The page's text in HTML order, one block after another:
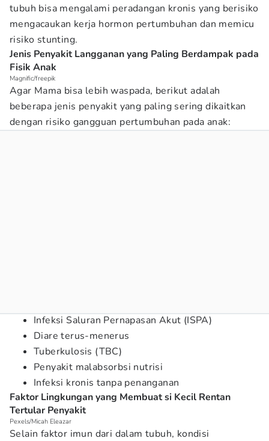
tubuh bisa mengalami peradangan kronis yang berisiko
mengacaukan kerja hormon pertumbuhan dan memicu
risiko stunting.
Jenis Penyakit Langganan yang Paling Berdampak pada
Fisik Anak
Magnific/freepik
Agar Mama bisa lebih waspada, berikut adalah
beberapa jenis penyakit yang paling sering dikaitkan
dengan risiko gangguan pertumbuhan pada anak:
Infeksi Saluran Pernapasan Akut (ISPA)
Diare terus-menerus
Tuberkulosis (TBC)
Penyakit malabsorbsi nutrisi
Infeksi kronis tanpa penanganan
Faktor Lingkungan yang Membuat si Kecil Rentan
Tertular Penyakit
Pexels/Micah Eleazar
Selain faktor imun dari dalam tubuh, kondisi